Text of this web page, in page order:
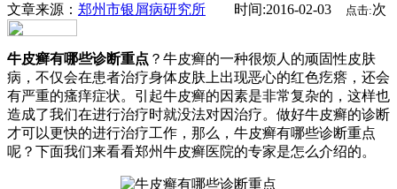
文章来源： 郑州市银屑病研究所 时间:2016-02-03 点击:次
牛皮癣有哪些诊断重点 ？牛皮癣的一种很烦人的顽固性皮肤
病，不仅会在患者治疗身体皮肤上出现恶心的红色疙瘩，还会
有严重的瘙痒症状。引起牛皮癣的因素是非常复杂的，这样也
造成了我们在进行治疗时就没法对因治疗。做好牛皮癣的诊断
才可以更快的进行治疗工作，那么，牛皮癣有哪些诊断重点
呢？下面我们来看看郑州牛皮癣医院的专家是怎么介绍的。